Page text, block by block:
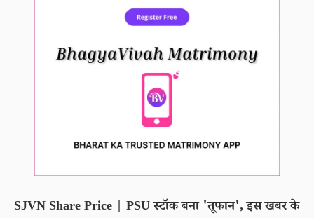
SJVN Share Price | PSU स्टॉक बना 'तूफान', इस खबर के